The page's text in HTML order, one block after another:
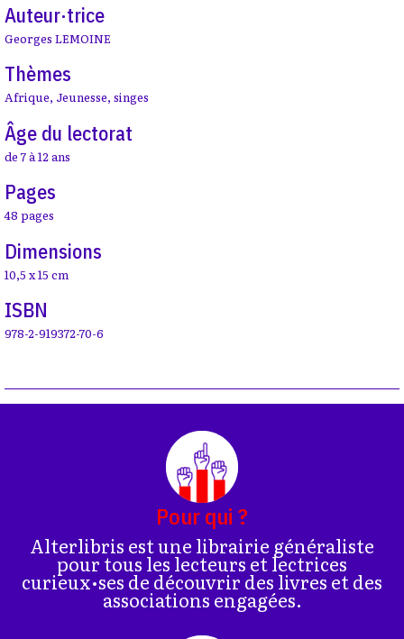
Auteur·trice
Georges LEMOINE
Thèmes
Afrique, Jeunesse, singes
Âge du lectorat
de 7 à 12 ans
Pages
48 pages
Dimensions
10,5 x 15 cm
ISBN
978-2-919372-70-6
Pour qui ?
Alterlibris est une librairie généraliste
pour tous les lecteurs et lectrices
curieux•ses de découvrir des livres et des
associations engagées.